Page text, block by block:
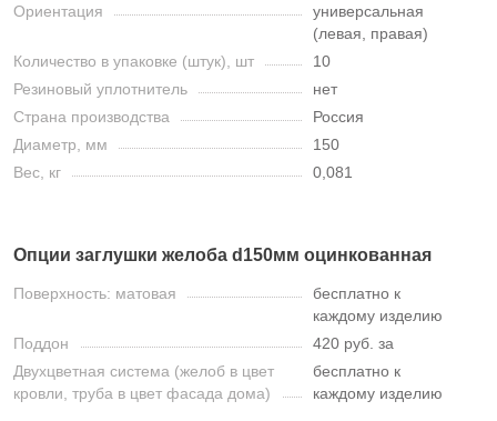
Ориентация
универсальная
(левая, правая)
Количество в упаковке (штук), шт
10
Резиновый уплотнитель
нет
Страна производства
Россия
Диаметр, мм
150
Вес, кг
0,081
Опции заглушки желоба d150мм оцинкованная
Поверхность: матовая
бесплатно к
каждому изделию
Поддон
420 руб. за
Двухцветная система (желоб в цвет
кровли, труба в цвет фасада дома)
бесплатно к
каждому изделию